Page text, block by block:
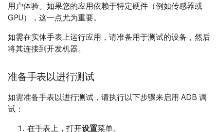
用户体验。如果您的应用依赖于特定硬件（例如传感器或
GPU），这一点尤为重要。
如需在实体手表上运行应用，请准备用于测试的设备，然后
将其连接到开发机器。
准备手表以进行测试
如需准备手表以进行测试，请执行以下步骤来启用 ADB 调
试：
在手表上，打开设置菜单。